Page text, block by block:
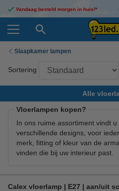
Vandaag besteld morgen in huis!*
Slaapkamer lampen
Sortering
Alle
Vloerlampen kopen?
In ons ruime assortiment vindt
verschillende designs, voor
merk, fitting of kleur van de
vinden die bij uw interieur past.
Calex vloerlamp | E27 | aan/uit